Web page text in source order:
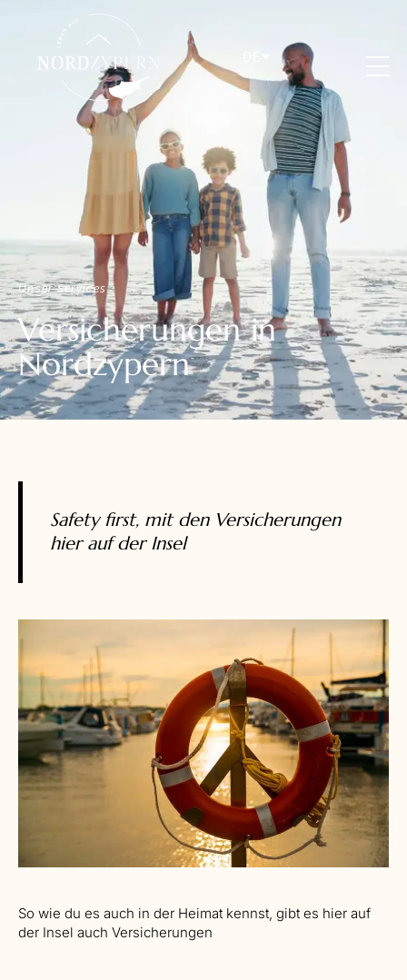
Unser Services
Versicherungen in
Nordzypern
Safety first, mit den Versicherungen
hier auf der Insel
So wie du es auch in der Heimat kennst, gibt es hier auf
der Insel auch Versicherungen